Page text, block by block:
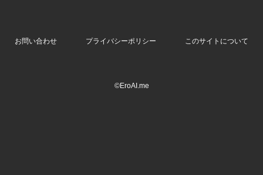
お問い合わせ プライバシーポリシー このサイトについて
©EroAI.me